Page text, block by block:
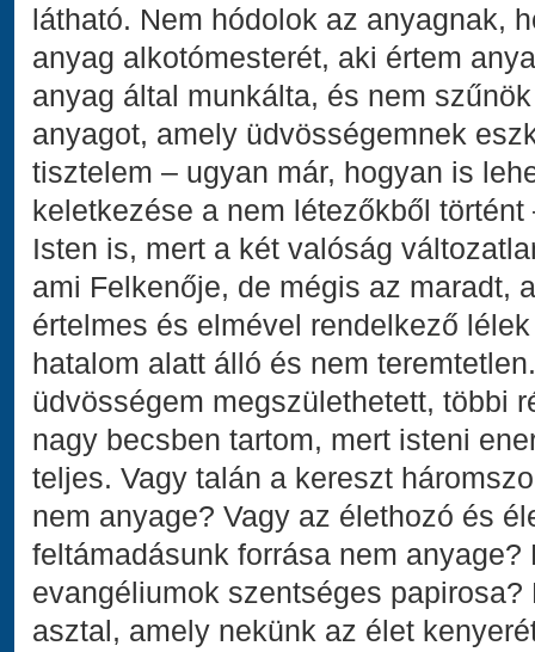
látható. Nem hódolok az anyagnak,
anyag alkotómesterét, aki értem
anyag által munkálta, és nem
anyagot, amely üdvösségemnek
tisztelem – ugyan már, hogyan is
keletkezése a nem létezőkből
Isten is, mert a két valóság
ami Felkenője, de mégis az maradt,
értelmes és elmével rendelkező
hatalom alatt álló és nem
üdvösségem megszülethetett, többi
nagy becsben tartom, mert isteni
teljes. Vagy talán a kereszt
nem anyage? Vagy az élethozó és
feltámadásunk forrása nem
evangéliumok szentséges
asztal, amely nekünk az élet